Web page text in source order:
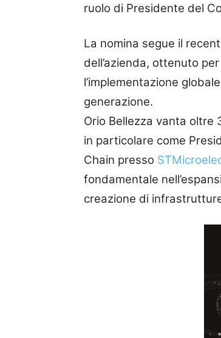
ruolo di Presidente del
La nomina segue il
dell’azienda, ottenuto
l’implementazione
generazione.
Orio Bellezza vanta oltre
in particolare come
Chain presso
fondamentale
creazione di